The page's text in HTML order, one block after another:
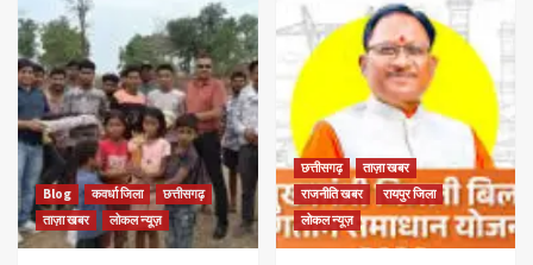
Blog कवर्धा जिला
छत्तीसगढ़
ताज़ा खबर
लोकल न्यूज़
छत्तीसगढ़
ताज़ा खबर
राजनीति खबर
रायपुर जिला
लोकल न्यूज़